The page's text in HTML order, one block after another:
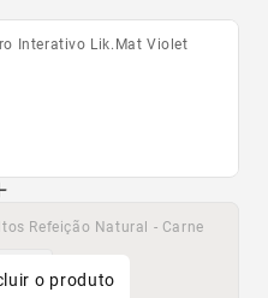
Interativo Lik.Mat Violet
Refeição Natural - Carne
1,6KG
Refeição Natural - Frango
1,6KGo produto